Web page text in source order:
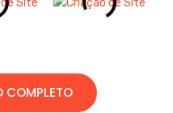
COMPLETO